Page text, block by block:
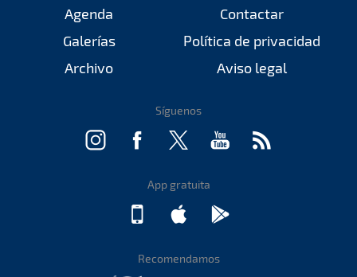
Agenda
Galerías
Archivo
Contactar
Política de privacidad
Aviso legal
Síguenos
App gratuita
Recomendamos